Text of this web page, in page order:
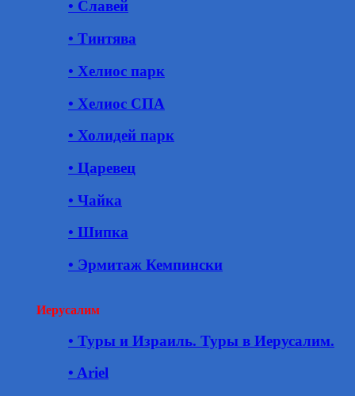
• Славей
• Тинтява
• Хелиос парк
• Хелиос СПА
• Холидей парк
• Царевец
• Чайка
• Шипка
• Эрмитаж Кемпински
Иерусалим
• Туры и Израиль. Туры в Иерусалим.
• Ariel